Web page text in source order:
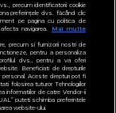
îngropat
Ce îi
„Așa
precum identificatorii cookie
preferințele dvs. făcând clic
pe pagina cu politica de
navigarea.
Mai multe
precum si furnizorii nostri de
pentru a personaliza
dvs., pentru a va oferi
Beneficiati de drepturile
personal. Aceste drepturi pot fi
folosirea tuturor Tehnologiilor
informatiilor de catre Vendor-ii
puteti schimba preferintele
website-ului.